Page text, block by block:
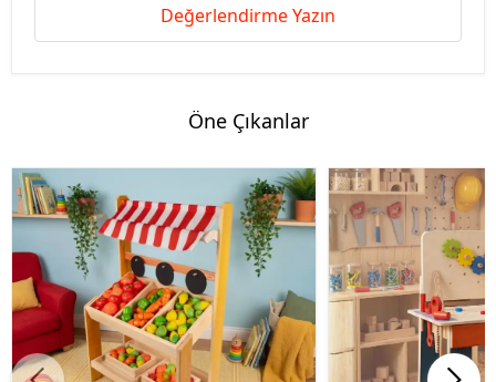
Değerlendirme Yazın
Öne Çıkanlar